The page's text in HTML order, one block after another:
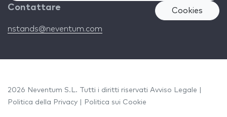
Contattare
nstands@neventum.com
Cookies
2026 Neventum S.L. Tutti i diritti riservati Avviso Legale
Politica della Privacy
Politica sui Cookie